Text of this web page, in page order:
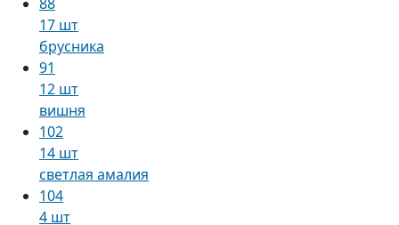
17 шт
брусника
91
12 шт
вишня
102
14 шт
светлая амалия
104
4 шт